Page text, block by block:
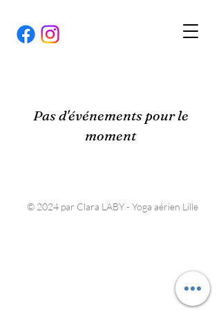
Pas d'événements pour le
moment
© 2024 par Clara LABY - Yoga aérien Lille